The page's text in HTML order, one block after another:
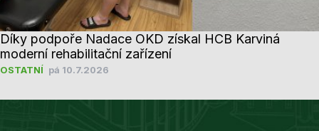
Díky podpoře Nadace OKD získal HCB Karviná
moderní rehabilitační zařízení
OSTATNÍ pá 10.7.2026